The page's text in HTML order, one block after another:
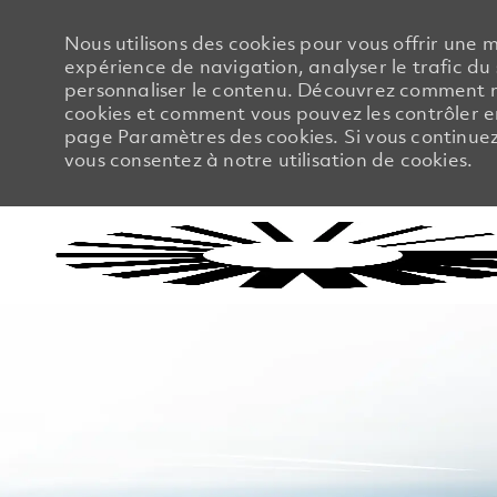
Nous utilisons des cookies pour vous offrir une
expérience de navigation, analyser le trafic du
personnaliser le contenu. Découvrez comment
cookies et comment vous pouvez les contrôler
page Paramètres des cookies. Si vous
vous consentez à notre utilisation de cookies.